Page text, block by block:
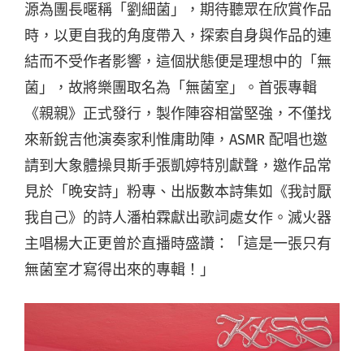
源為團長暱稱「劉細菌」，期待聽眾在欣賞作品
時，以更自我的角度帶入，探索自身與作品的連
結而不受作者影響，這個狀態便是理想中的「無
菌」，故將樂團取名為「無菌室」。首張專輯
《親親》正式發行，製作陣容相當堅強，不僅找
來新銳吉他演奏家利惟庸助陣，ASMR 配唱也邀
請到大象體操貝斯手張凱婷特別獻聲，邀作品常
見於「晚安詩」粉專、出版數本詩集如《我討厭
我自己》的詩人潘柏霖獻出歌詞處女作。滅火器
主唱楊大正更曾於直播時盛讚：「這是一張只有
無菌室才寫得出來的專輯！」